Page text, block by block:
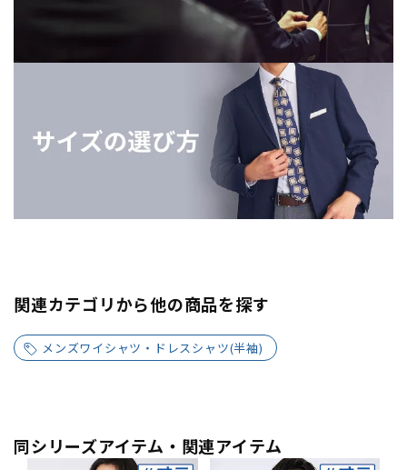
関連カテゴリから他の商品を探す
メンズワイシャツ・ドレスシャツ(半袖)
同シリーズアイテム・関連アイテム